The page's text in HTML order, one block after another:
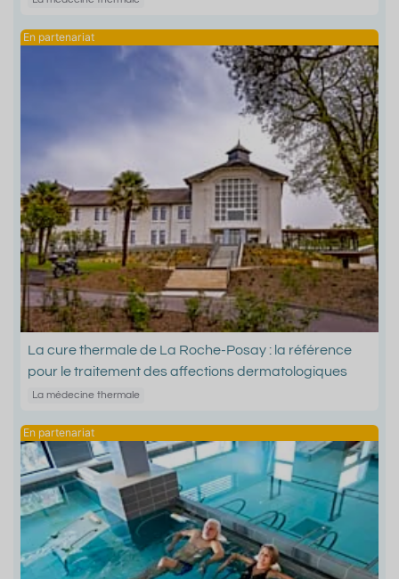
La cure thermale de La Roche-Posay : la référence
pour le traitement des affections dermatologiques
La médecine thermale